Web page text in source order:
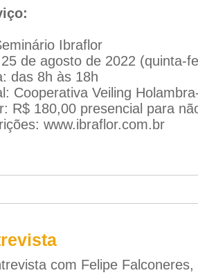
Ibraflor
de agosto de 2022 (quinta-
das 8h às 18h
Cooperativa Veiling
R$ 180,00 presencial para
www.ibraflor.com.br
com Felipe